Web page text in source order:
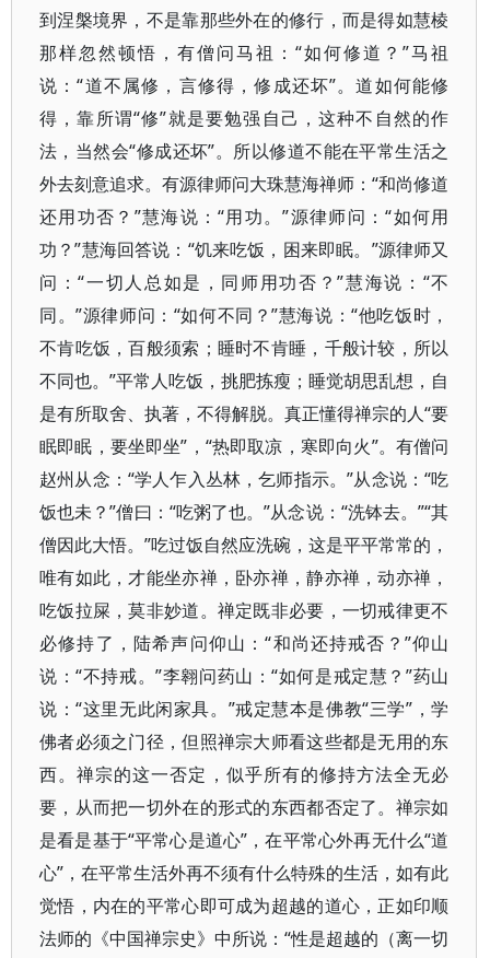
到涅槃境界，不是靠那些外在的修行，而是得如慧棱
那样忽然顿悟，有僧问马祖：“如何修道？”马祖
说：“道不属修，言修得，修成还坏”。道如何能修
得，靠所谓“修”就是要勉强自己，这种不自然的作
法，当然会“修成还坏”。所以修道不能在平常生活之
外去刻意追求。有源律师问大珠慧海禅师：“和尚修道
还用功否？”慧海说：“用功。”源律师问：“如何用
功？”慧海回答说：“饥来吃饭，困来即眠。”源律师又
问：“一切人总如是，同师用功否？”慧海说：“不
同。”源律师问：“如何不同？”慧海说：“他吃饭时，
不肯吃饭，百般须索；睡时不肯睡，千般计较，所以
不同也。”平常人吃饭，挑肥拣瘦；睡觉胡思乱想，自
是有所取舍、执著，不得解脱。真正懂得禅宗的人“要
眠即眠，要坐即坐”，“热即取凉，寒即向火”。有僧问
赵州从念：“学人乍入丛林，乞师指示。”从念说：“吃
饭也未？”僧曰：“吃粥了也。”从念说：“洗钵去。”“其
僧因此大悟。”吃过饭自然应洗碗，这是平平常常的，
唯有如此，才能坐亦禅，卧亦禅，静亦禅，动亦禅，
吃饭拉屎，莫非妙道。禅定既非必要，一切戒律更不
必修持了，陆希声问仰山：“和尚还持戒否？”仰山
说：“不持戒。”李翱问药山：“如何是戒定慧？”药山
说：“这里无此闲家具。”戒定慧本是佛教“三学”，学
佛者必须之门径，但照禅宗大师看这些都是无用的东
西。禅宗的这一否定，似乎所有的修持方法全无必
要，从而把一切外在的形式的东西都否定了。禅宗如
是看是基于“平常心是道心”，在平常心外再无什么“道
心”，在平常生活外再不须有什么特殊的生活，如有此
觉悟，内在的平常心即可成为超越的道心，正如印顺
法师的《中国禅宗史》中所说：“性是超越的（离一切